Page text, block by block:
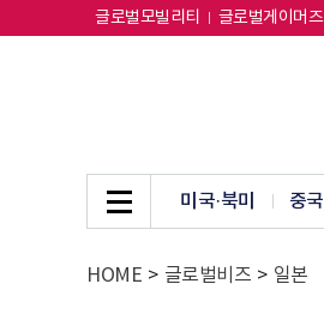
글로벌모빌리티 글로벌게이머즈
미국·북미 중국
HOME > 글로벌비즈 > 일본